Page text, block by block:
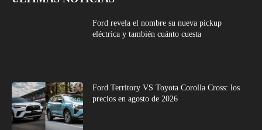
Ford revela el nombre su nueva pickup
eléctrica y también cuánto cuesta
Ford Territory VS Toyota Corolla Cross: los
precios en agosto de 2026